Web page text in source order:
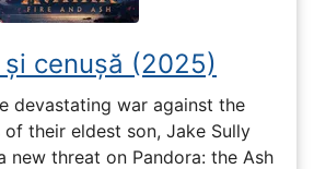
cenușă (2025)
devastating war against the
of their eldest son, Jake Sully
new threat on Pandora: the Ash